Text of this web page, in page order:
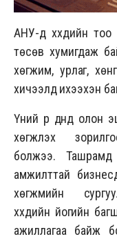
АНУ-д хүүхдийн
төсөв хумигдаж
хөгжим, урлаг,
хичээлүүд ихээхэн
Үүний үр дүнд олон
хөгжүүлэх
болжээ.
амжилттай
хөгжмийн
хүүхдийн йогийн
ажиллагаа байж